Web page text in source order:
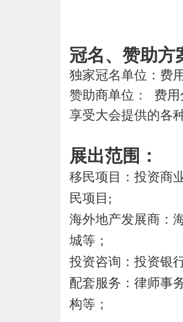
冠名、赞助方
独家冠名单位：费
赞助商单位： 费用
享受大会提供的各
展出范围：
移民项目：投资商
民项目;
海外地产发展商：
城等；
投资咨询：投资银
配套服务：律师事
构等；